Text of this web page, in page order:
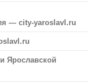
— city-yaroslavl.ru
Ярославской